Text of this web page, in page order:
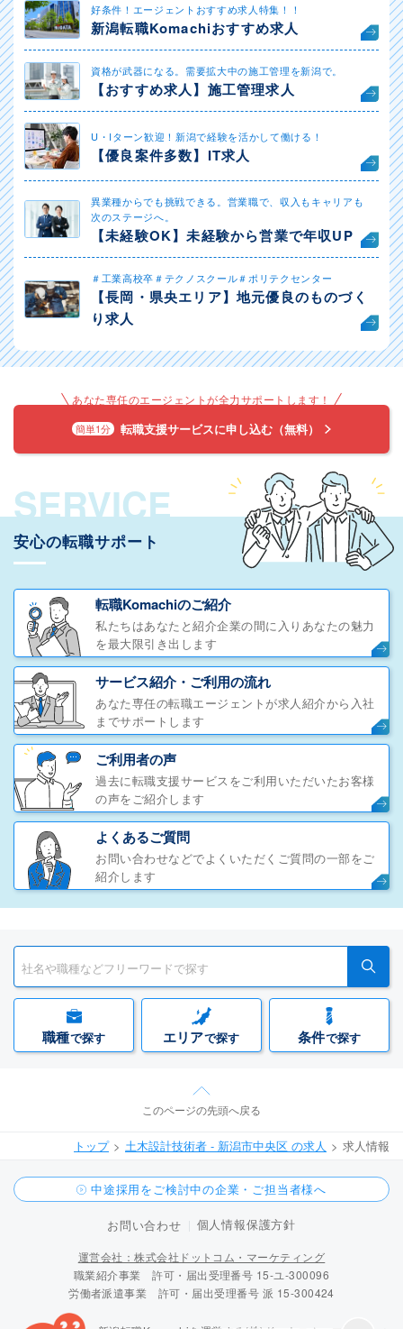
好条件！エージェントおすすめ求人特集！！
新潟転職Komachiおすすめ求人
資格が武器になる。需要拡大中の施工管理を新潟で。
【おすすめ求人】施工管理求人
U・Iターン歓迎！新潟で経験を活かして働ける！
【優良案件多数】IT求人
異業種からでも挑戦できる。営業職で、収入もキャリアも
次のステージへ。
【未経験OK】未経験から営業で年収UP
＃工業高校卒＃テクノスクール＃ポリテクセンター
【長岡・県央エリア】地元優良のものづく
り求人
あなた専任のエージェントが全力サポートします！
簡単1分 転職支援サービスに申し込む（無料）
SERVICE
安心の転職サポート
転職Komachiのご紹介
私たちはあなたと紹介企業の間に入りあなたの魅力
を最大限引き出します
サービス紹介・ご利用の流れ
あなた専任の転職エージェントが求人紹介から入社
までサポートします
ご利用者の声
過去に転職支援サービスをご利用いただいたお客様
の声をご紹介します
よくあるご質問
お問い合わせなどでよくいただくご質問の一部をご
紹介します
職種で探す エリアで探す 条件で探す
このページの先頭へ戻る
トップ 土木設計技術者 - 新潟市中央区 の求人 求人情報
中途採用をご検討中の企業・ご担当者様へ
お問い合わせ 個人情報保護方針
運営会社：株式会社ドットコム・マーケティング
職業紹介事業 許可・届出受理番号 15-ユ-300096
労働者派遣事業 許可・届出受理番号 派 15-300424